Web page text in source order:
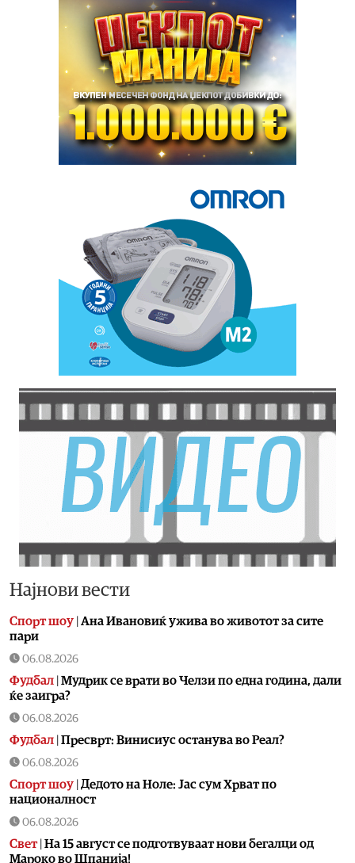
Најнови вести
Спорт шоу Aна Ивановиќ ужива во животот за сите
пари
06.08.2026
Фудбал Мудрик се врати во Челзи по една година, дали
ќе заигра?
06.08.2026
Фудбал Пресврт: Винисиус останува во Реал?
06.08.2026
Спорт шоу Дедото на Ноле: Јас сум Хрват по
националност
06.08.2026
Свет| На 15 август се подготвуваат нови бегалци од
Мароко во Шпанија!